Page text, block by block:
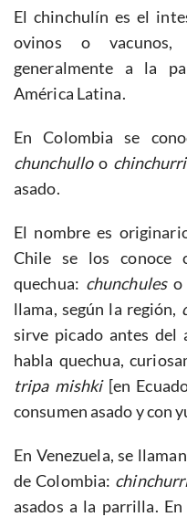
El chinchulín es el
ovinos o
generalmente a la
América Latina.
En Colombia se
chunchulloo
asado.
El nombre es
Chile se los conoce
quechua: chunchuleso
llama, según la región,
sirve picado antes del
habla quechua,
tripa mishki[en
consumen asado y con
En Venezuela, se
de Colombia:
asados a la parrilla.